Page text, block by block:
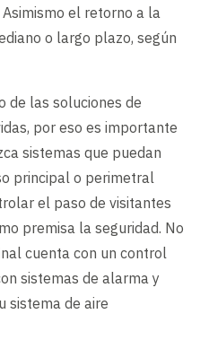
el retorno a la
o largo plazo, según
de las soluciones de
por eso es importante
sistemas que puedan
principal o perimetral
el paso de visitantes
premisa la seguridad. No
cuenta con un control
sistemas de alarma y
sistema de aire